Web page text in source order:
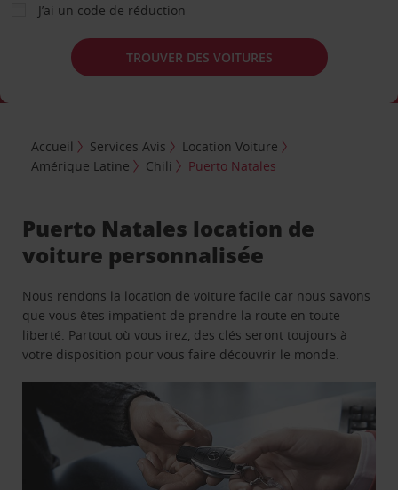
J’ai un code de réduction
TROUVER DES VOITURES
Accueil Services Avis
Location Voiture
Amérique Latine
Chili Puerto Natales
Puerto Natales location de
voiture personnalisée
Nous rendons la location de voiture facile car nous savons
que vous êtes impatient de prendre la route en toute
liberté. Partout où vous irez, des clés seront toujours à
votre disposition pour vous faire découvrir le monde.